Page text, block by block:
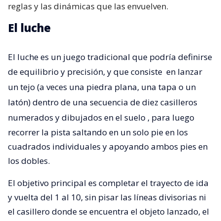
reglas y las dinámicas que las envuelven.
El luche
El luche es un juego tradicional que podría definirse
de equilibrio y precisión, y que consiste en lanzar
un tejo (a veces una piedra plana, una tapa o un
latón) dentro de una secuencia de diez casilleros
numerados y dibujados en el suelo , para luego
recorrer la pista saltando en un solo pie en los
cuadrados individuales y apoyando ambos pies en
los dobles.
El objetivo principal es completar el trayecto de ida
y vuelta del 1 al 10, sin pisar las líneas divisorias ni
el casillero donde se encuentra el objeto lanzado, el